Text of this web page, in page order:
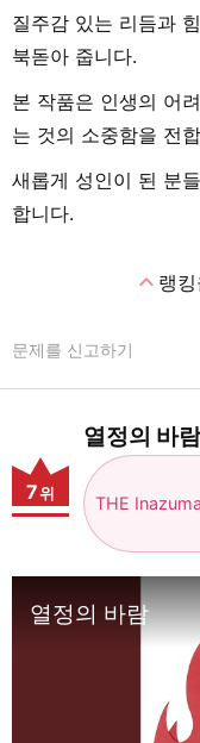
질주감 있는 리듬과
북돋아 줍니다.
본 작품은 인생의 어
는 것의 소중함을 전
새롭게 성인이 된 분
합니다.
expand_less랭
문제를 신고하기
열정의 바람
THE
7위
열정의 바람